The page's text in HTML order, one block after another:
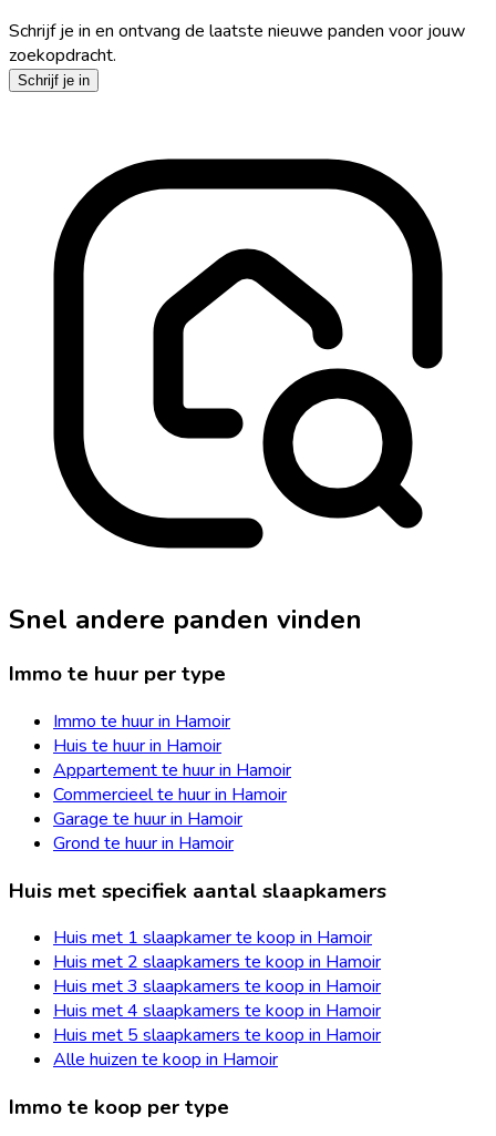
Schrijf je in en ontvang de laatste nieuwe panden voor jouw
zoekopdracht.
Schrijf je in
Snel andere panden vinden
Immo te huur per type
Immo te huur in Hamoir
Huis te huur in Hamoir
Appartement te huur in Hamoir
Commercieel te huur in Hamoir
Garage te huur in Hamoir
Grond te huur in Hamoir
Huis met specifiek aantal slaapkamers
Huis met 1 slaapkamer te koop in Hamoir
Huis met 2 slaapkamers te koop in Hamoir
Huis met 3 slaapkamers te koop in Hamoir
Huis met 4 slaapkamers te koop in Hamoir
Huis met 5 slaapkamers te koop in Hamoir
Alle huizen te koop in Hamoir
Immo te koop per type